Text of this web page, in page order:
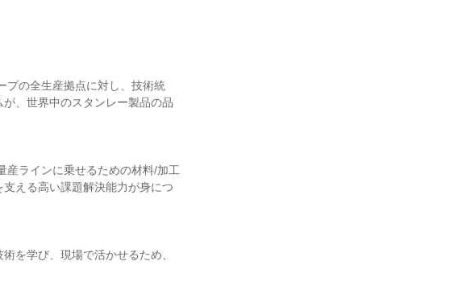
プの全生産拠点に対し、技術統
、世界中のスタンレー製品の品
産ラインに乗せるための材料/加工
える高い課題解決能力が身につ
を学び、現場で活かせるため、